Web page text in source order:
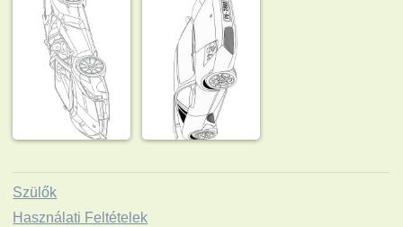
Szülők
Használati Feltételek